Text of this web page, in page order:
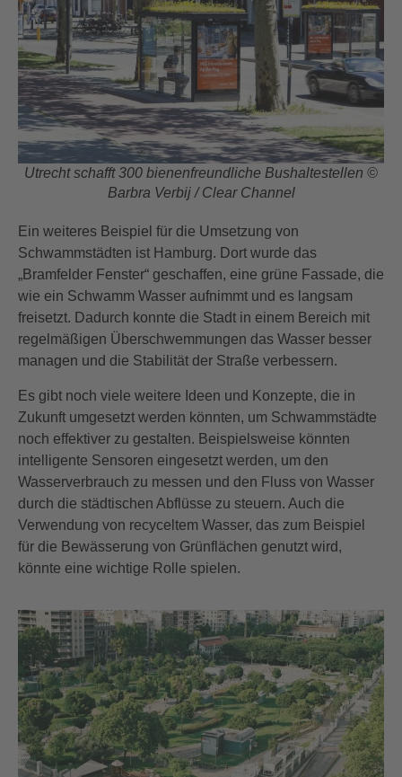
Utrecht schafft 300 bienenfreundliche Bushaltestellen ©
Barbra Verbij / Clear Channel
Ein weiteres Beispiel für die Umsetzung von
Schwammstädten ist Hamburg. Dort wurde das
„Bramfelder Fenster“ geschaffen, eine grüne Fassade, die
wie ein Schwamm Wasser aufnimmt und es langsam
freisetzt. Dadurch konnte die Stadt in einem Bereich mit
regelmäßigen Überschwemmungen das Wasser besser
managen und die Stabilität der Straße verbessern.
Es gibt noch viele weitere Ideen und Konzepte, die in
Zukunft umgesetzt werden könnten, um Schwammstädte
noch effektiver zu gestalten. Beispielsweise könnten
intelligente Sensoren eingesetzt werden, um den
Wasserverbrauch zu messen und den Fluss von Wasser
durch die städtischen Abflüsse zu steuern. Auch die
Verwendung von recyceltem Wasser, das zum Beispiel
für die Bewässerung von Grünflächen genutzt wird,
könnte eine wichtige Rolle spielen.